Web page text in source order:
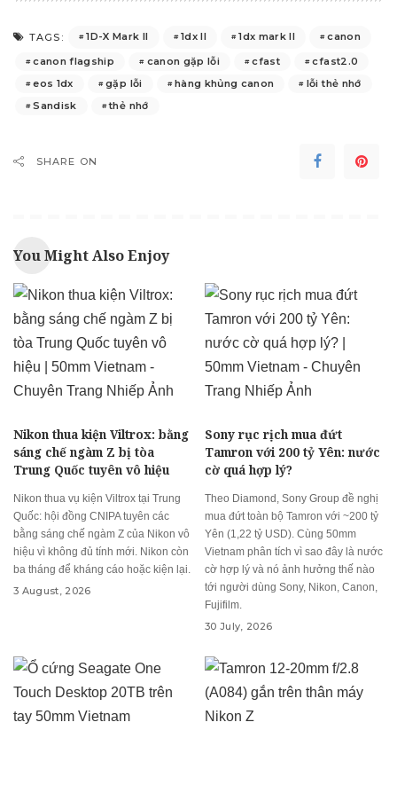
TAGS: 1D-X Mark II 1dx II 1dx mark II
canon
canon flagship
canon gặp lỗi cfast
cfast2.0
eos 1dx
gặp lỗi hàng khủng canon
lỗi thẻ nhớ
Sandisk
thẻ nhớ
SHARE ON
You Might Also Enjoy
Nikon thua kiện Viltrox: bằng
sáng chế ngàm Z bị tòa
Trung Quốc tuyên vô hiệu
Nikon thua vụ kiện Viltrox tại Trung
Quốc: hội đồng CNIPA tuyên các
bằng sáng chế ngàm Z của Nikon vô
hiệu vì không đủ tính mới. Nikon còn
ba tháng để kháng cáo hoặc kiện lại.
3 August, 2026
Sony rục rịch mua đứt
Tamron với 200 tỷ Yên: nước
cờ quá hợp lý?
Theo Diamond, Sony Group đề nghị
mua đứt toàn bộ Tamron với ~200 tỷ
Yên (1,22 tỷ USD). Cùng 50mm
Vietnam phân tích vì sao đây là nước
cờ hợp lý và nó ảnh hưởng thế nào
tới người dùng Sony, Nikon, Canon,
Fujifilm.
30 July, 2026